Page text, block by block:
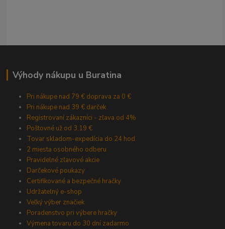
Výhody nákupu u Buratina
Pri nákupe nad 79 € doprava za 0 €
Pri nákupe nad 39 € darček
Registrovaní zákazníci - zľava od 4%
Poštovné už od 3,19 €
Tovar skladom-expedícia do 24 hod.
2 miesta osobného odberu
Pravidelné zľavové akcie
Darčekové poukazy
Certifikované a bezpečné hračky
Udržateľný e-shop
Veľký výber značiek
Poradenstvo pri výbere hračky
Výmena tovaru do 30 dní zadarmo